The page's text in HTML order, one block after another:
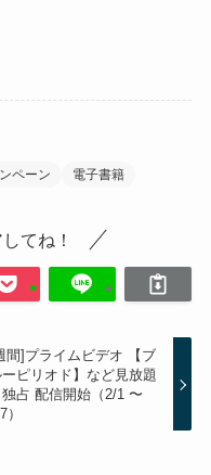
ペーン 電子書籍
てね！
間]プライムビデオ 【ブ
ーピリオド】など見放題
独占 配信開始（2/1 〜
）